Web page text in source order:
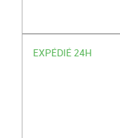
EXPÉDIÉ 24H